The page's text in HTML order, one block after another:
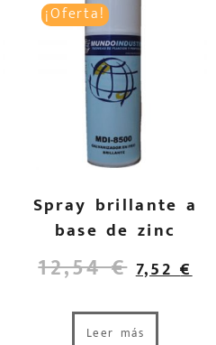
¡Oferta!
Spray brillante a
base de zinc
12,54€ 7,52€
Leer más